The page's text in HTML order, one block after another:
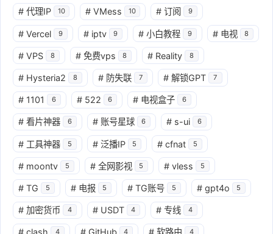
# 代理IP 10 # VMess 10 # 订阅 9
# Vercel 9 # iptv 9 # 小白教程 9 # 电视 8
# VPS 8 # 免费vps 8 # Reality 8
# Hysteria2 8 # 防失联 7 # 解锁GPT 7
# 1101 6 # 522 6 # 电视盒子 6
# 看片神器 6 # 账号星球 6 # s-ui 6
# 工具神器 5 # 泛播IP 5 # cfnat 5
# moontv 5 # 全网影视 5 # vless 5
# TG 5 # 电报 5 # TG账号 5 # gpt4o 5
# 加密货币 4 # USDT 4 # 专线 4
4 4 4